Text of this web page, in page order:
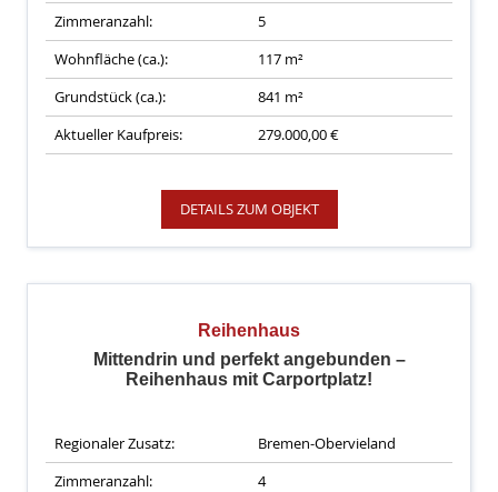
Zimmeranzahl:
5
Wohnfläche (ca.):
117 m²
Grundstück (ca.):
841 m²
Aktueller Kaufpreis:
279.000,00 €
DETAILS ZUM OBJEKT
Reihenhaus
Mittendrin und perfekt angebunden –
Reihenhaus mit Carportplatz!
Regionaler Zusatz:
Bremen-Obervieland
Zimmeranzahl:
4